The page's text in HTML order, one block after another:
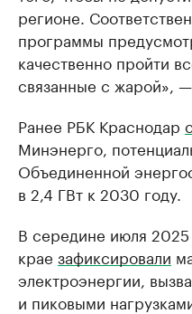
регионе.
программы
качественно пройти
связанные с жарой», —
Ранее РБК Краснодар
Минэнерго,
Объединенной
в 2,4 ГВт к 2030 году.
В середине июля
крае зафиксировали
электроэнергии,
и пиковыми